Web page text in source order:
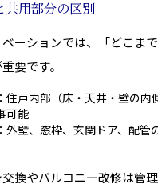
共用部分の区別
ーションでは、「どこま
要です。
：住戸内部（床・天井・壁の
可能
：外壁、窓枠、玄関ドア、配
換やバルコニー改修は管